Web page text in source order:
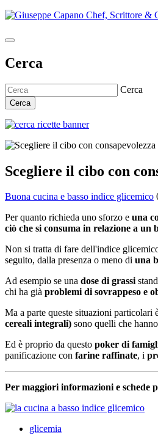
Cerca
Cerca
Cerca
Scegliere il cibo con
Buona cucina e basso indice glicemico
Per quanto richieda uno sforzo e una
ciò che si consuma in relazione a
Non si tratta di fare dell'indice
seguito, dalla presenza o meno di una
Ad esempio se una dose di grassi
chi ha già problemi di sovrappeso e
Ma a parte queste situazioni particolari
cereali integrali) sono quelli che
Ed è proprio da questo poker di
panificazione con farine raffinate, i
Per maggiori informazioni e schede
glicemia